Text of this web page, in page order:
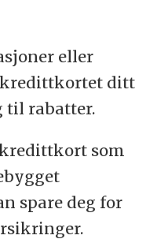
eller
kredittkortet ditt
til rabatter.
som
spare deg for